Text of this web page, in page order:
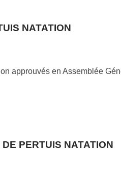
NATATION
approuvés en Assemblée
PERTUIS NATATION